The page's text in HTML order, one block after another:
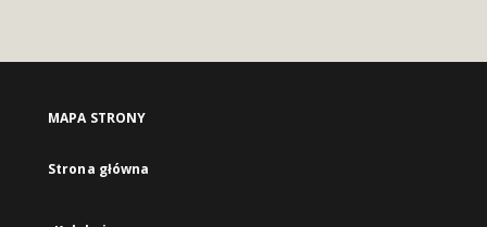
MAPA STRONY
Strona główna